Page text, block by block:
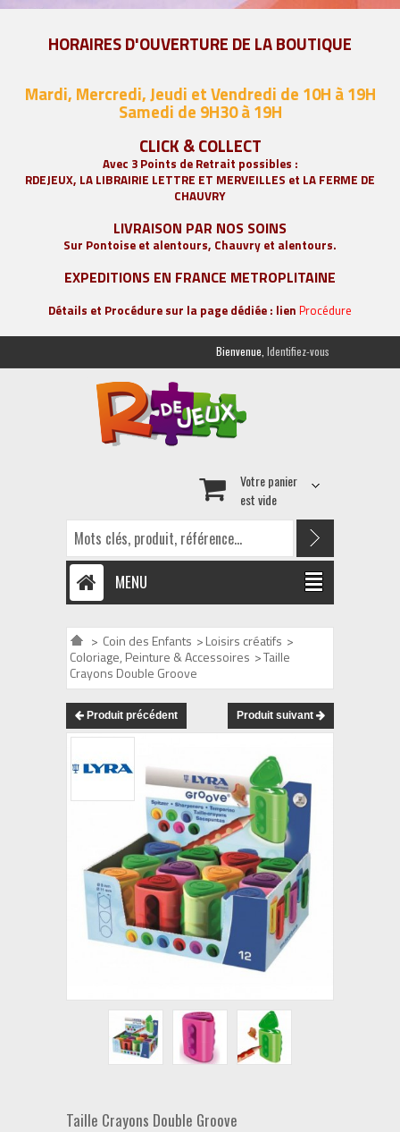
HORAIRES D'OUVERTURE DE LA BOUTIQUE
Mardi, Mercredi, Jeudi et Vendredi de 10H à 19H
Samedi de 9H30 à 19H
CLICK & COLLECT
Avec 3 Points de Retrait possibles :
RDEJEUX, LA LIBRAIRIE LETTRE ET MERVEILLES et LA FERME DE
CHAUVRY
LIVRAISON PAR NOS SOINS
Sur Pontoise et alentours, Chauvry et alentours.
EXPEDITIONS EN FRANCE METROPLITAINE
Détails et Procédure sur la page dédiée : lien Procédure
Bienvenue, Identifiez-vous
Votre panier
est vide
MENU
> Coin des Enfants >Loisirs créatifs >
Coloriage, Peinture & Accessoires >Taille
Crayons Double Groove
Produit précédent Produit suivant
Taille Crayons Double Groove